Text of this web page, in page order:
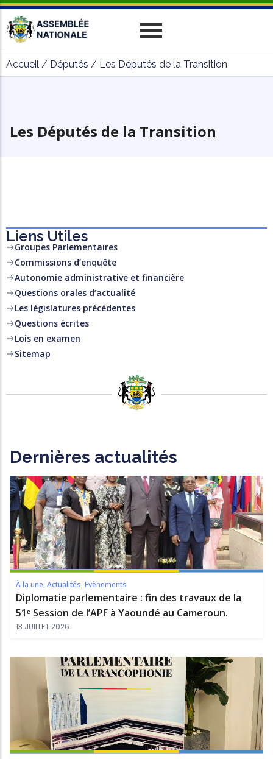
Missions
Administration
Vos Députés
Travaux
Evènements
Accueil / Députés / Les Députés de la Transition
Les Députés de la Transition
Liens Utiles
Groupes Parlementaires
Commissions d’enquête
Autonomie administrative et financière
Questions orales d’actualité
Les législatures précédentes
Questions écrites
Lois en examen
Sitemap
Dernières actualités
À la une,Actualités,Evènements
Diplomatie parlementaire : fin des travaux de la
51ᵉ Session de l’APF à Yaoundé au Cameroun.
13 JUILLET 2026